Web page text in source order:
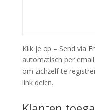
Klik je op – Send via
automatisch per
om zichzelf te
link delen.